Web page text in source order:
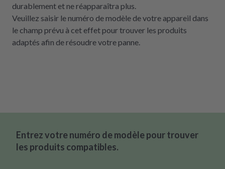
durablement et ne réapparaîtra plus.
Veuillez saisir le numéro de modèle de votre appareil dans
le champ prévu à cet effet pour trouver les produits
adaptés afin de résoudre votre panne.
Entrez votre numéro de modèle pour trouver
les produits compatibles.